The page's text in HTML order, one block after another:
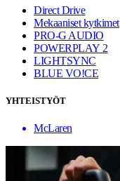
Direct Drive
Mekaaniset kytkimet
PRO-G AUDIO
POWERPLAY 2
LIGHTSYNC
BLUE VO!CE
YHTEISTYÖT
McLaren